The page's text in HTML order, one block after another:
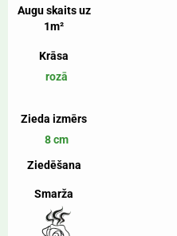
Augu skaits uz
1m²
Krāsa
rozā
Zieda izmērs
8 cm
Ziedēšana
Smarža